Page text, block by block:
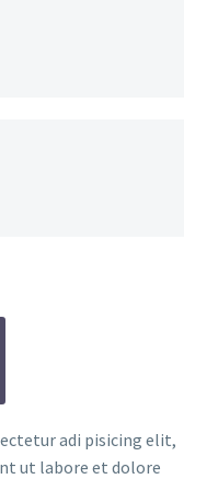
adi pisicing elit,
ut labore et dolore